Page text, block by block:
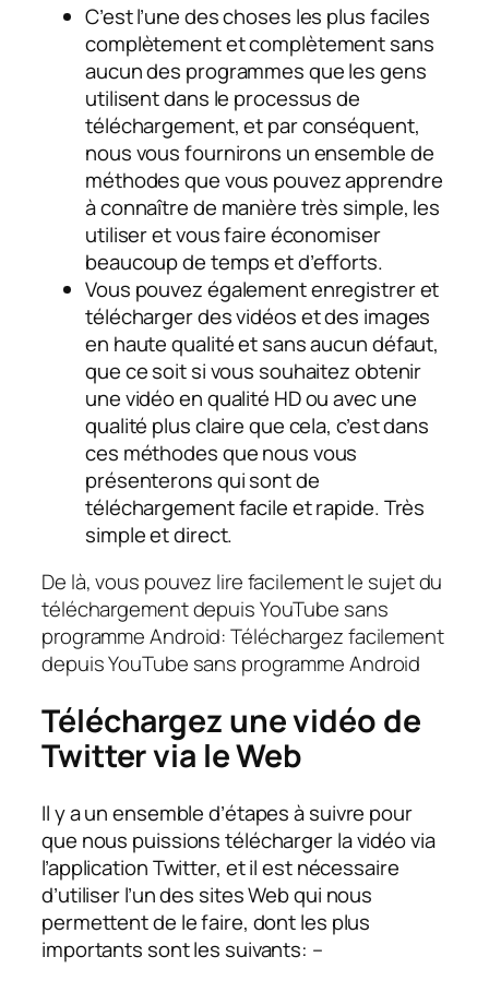
C’est l’une des choses les plus faciles
complètement et complètement sans
aucun des programmes que les gens
utilisent dans le processus de
téléchargement, et par conséquent,
nous vous fournirons un ensemble de
méthodes que vous pouvez apprendre
à connaître de manière très simple, les
utiliser et vous faire économiser
beaucoup de temps et d’efforts.
Vous pouvez également enregistrer et
télécharger des vidéos et des images
en haute qualité et sans aucun défaut,
que ce soit si vous souhaitez obtenir
une vidéo en qualité HD ou avec une
qualité plus claire que cela, c’est dans
ces méthodes que nous vous
présenterons qui sont de
téléchargement facile et rapide. Très
simple et direct.
De là, vous pouvez lire facilement le sujet du
téléchargement depuis YouTube sans
programme Android: Téléchargez facilement
depuis YouTube sans programme Android
Téléchargez une vidéo de
Twitter via le Web
Il y a un ensemble d’étapes à suivre pour
que nous puissions télécharger la vidéo via
l’application Twitter, et il est nécessaire
d’utiliser l’un des sites Web qui nous
permettent de le faire, dont les plus
importants sont les suivants: –